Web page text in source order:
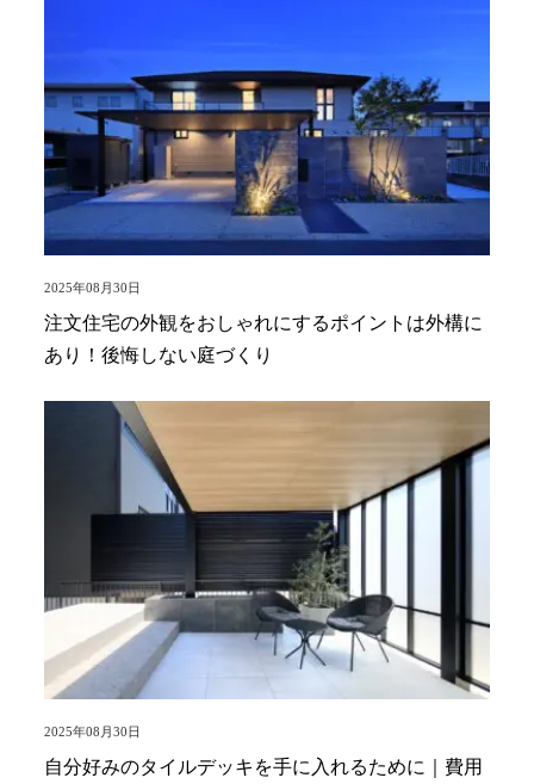
2025年08月30日
注文住宅の外観をおしゃれにするポイントは外構に
あり！後悔しない庭づくり
2025年08月30日
自分好みのタイルデッキを手に入れるために｜費用